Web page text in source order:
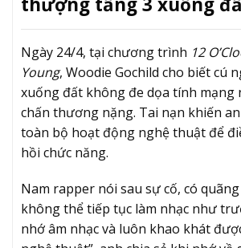
Ngày 24/4, tại chương trình 12
Young, Woodie Gochild cho biết cú
xuống đất không đe dọa tính mạng
chấn thương nặng. Tai nạn khiến
toàn bộ hoạt động nghệ thuật để
hồi chức năng.
Nam rapper nói sau sự cố, có
không thể tiếp tục làm nhạc như
nhớ âm nhạc và luôn khao khát